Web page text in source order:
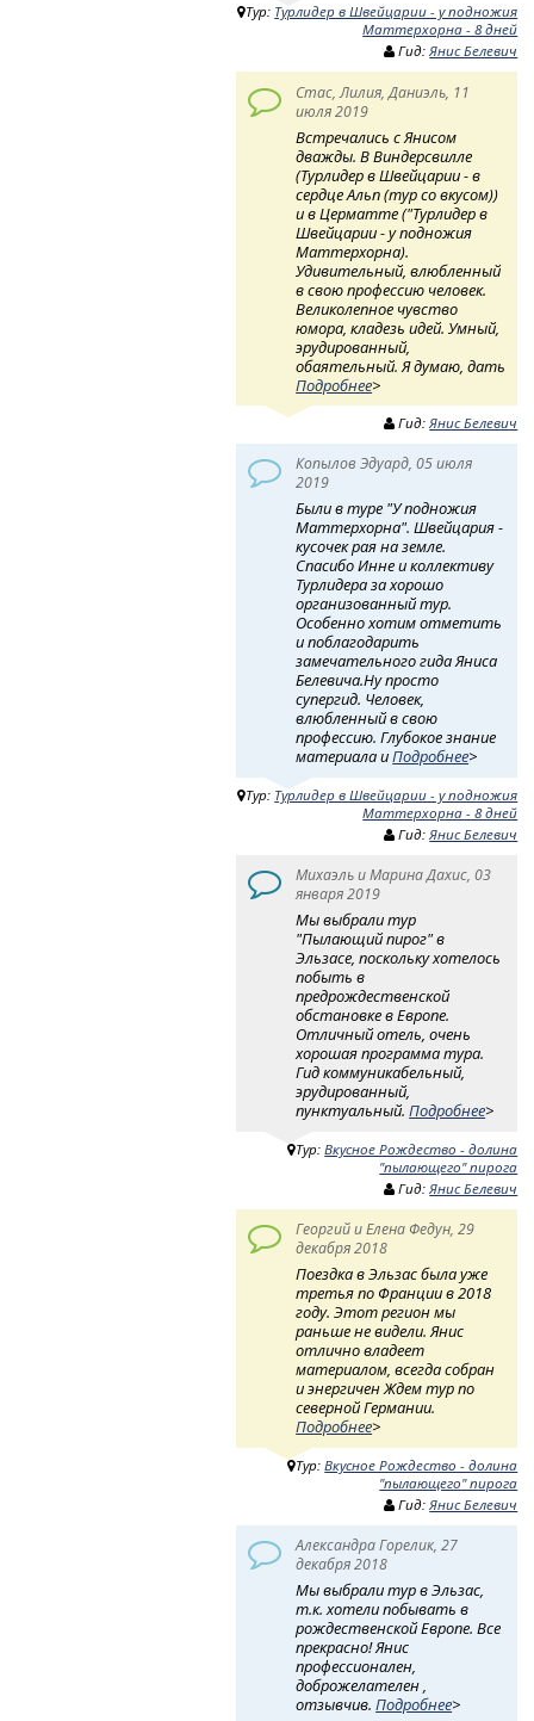
Тур: Турлидер в Швейцарии - у подножия
Маттерхорна - 8 дней
Гид:Янис Белевич
Стас, Лилия, Даниэль, 11
июля 2019
Встречались с Янисом
дважды. В Виндерсвилле
(Турлидер в Швейцарии - в
сердце Альп (тур со вкусом))
и в Церматте ("Турлидер в
Швейцарии - у подножия
Маттерхорна).
Удивительный, влюбленный
в свою профессию человек.
Великолепное чувство
юмора, кладезь идей. Умный,
эрудированный,
обаятельный. Я думаю, дать
Подробнее>
Гид:Янис Белевич
Копылов Эдуард, 05 июля
2019
Были в туре "У подножия
Маттерхорна". Швейцария -
кусочек рая на земле.
Спасибо Инне и коллективу
Турлидера за хорошо
организованный тур.
Особенно хотим отметить
и поблагодарить
замечательного гида Яниса
Белевича.Ну просто
супергид. Человек,
влюбленный в свою
профессию. Глубокое знание
материала иПодробнее>
Тур: Турлидер в Швейцарии - у подножия
Маттерхорна - 8 дней
Гид:Янис Белевич
Михаэль и Марина Дахис, 03
января 2019
Мы выбрали тур
"Пылающий пирог" в
Эльзасе, поскольку хотелось
побыть в
предрождественской
обстановке в Европе.
Отличный отель, очень
хорошая программа тура.
Гид коммуникабельный,
эрудированный,
пунктуальный.Подробнее>
Тур:Вкусное Рождество - долина
"пылающего" пирога
Гид:Янис Белевич
Георгий и Елена Федун, 29
декабря 2018
Поездка в Эльзас была уже
третья по Франции в 2018
году. Этот регион мы
раньше не видели. Янис
отлично владеет
материалом, всегда собран
и энергичен Ждем тур по
северной Германии.
Подробнее>
Тур:Вкусное Рождество - долина
"пылающего" пирога
Гид:Янис Белевич
Александра Горелик, 27
декабря 2018
Мы выбрали тур в Эльзас,
т.к. хотели побывать в
рождественской Европе. Все
прекрасно! Янис
профессионален,
доброжелателен ,
отзывчив.Подробнее>